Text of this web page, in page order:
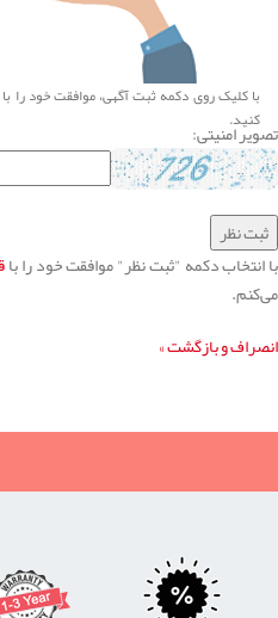
با کلیک روی دکمه ثبت آگهی، موافقت خود را با
کنید.
تصویر امنیتی:
با انتخاب دکمه "ثبت نظر" موافقت خود را با
می‌کنم.
انصراف و بازگشت »